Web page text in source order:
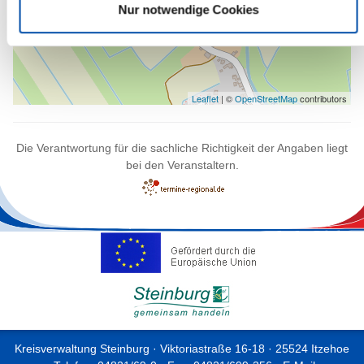
Nur notwendige Cookies
Leaflet | ©OpenStreetMapcontributors
Die Verantwortung für die sachliche Richtigkeit der Angaben liegt
bei den Veranstaltern.
Kreisverwaltung Steinburg · Viktoriastraße 16-18 · 25524 Itzehoe